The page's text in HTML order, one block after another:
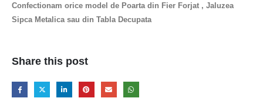
Confectionam orice model de Poarta din Fier Forjat , Jaluzea
Sipca Metalica sau din Tabla Decupata
Share this post